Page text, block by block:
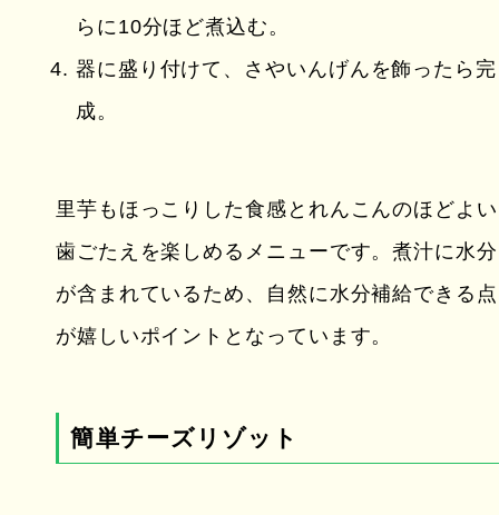
らに10分ほど煮込む。
器に盛り付けて、さやいんげんを飾ったら完
成。
里芋もほっこりした食感とれんこんのほどよい
歯ごたえを楽しめるメニューです。煮汁に水分
が含まれているため、自然に水分補給できる点
が嬉しいポイントとなっています。
簡単チーズリゾット